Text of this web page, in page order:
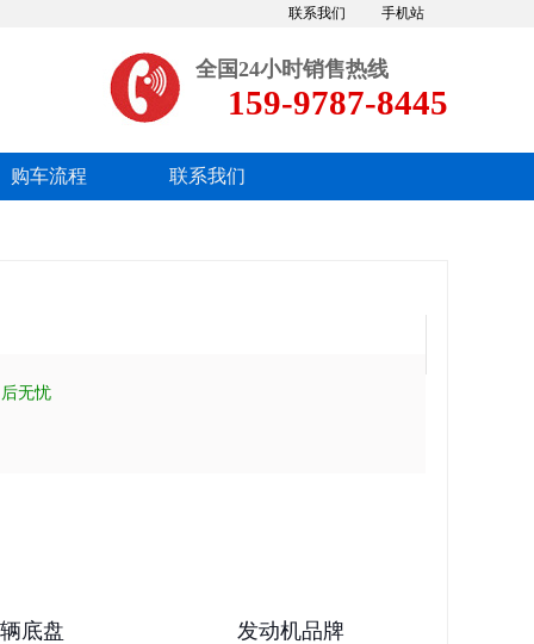
手机站
联系我们
全国24小时销售热线
159-9787-8445
购车流程 联系我们
无忧
底盘 发动机品牌